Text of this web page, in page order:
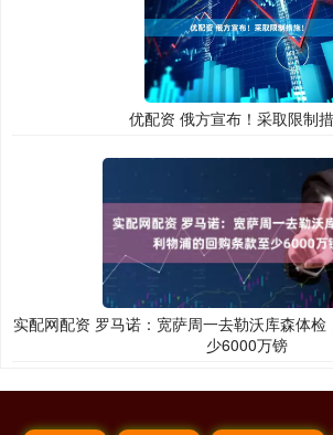
优配资 俄方宣布！采取限制措
实配网配资 罗马诺：宽萨周一去勒沃库森体
少6000万镑